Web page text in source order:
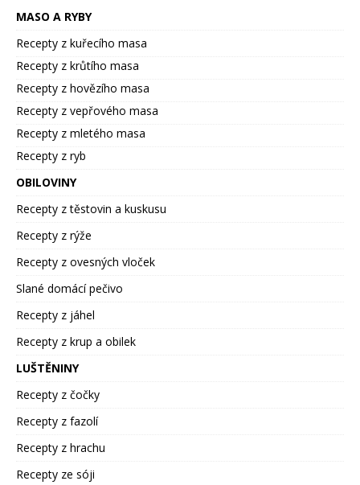
MASO A RYBY
Recepty z kuřecího masa
Recepty z krůtího masa
Recepty z hovězího masa
Recepty z vepřového masa
Recepty z mletého masa
Recepty z ryb
OBILOVINY
Recepty z těstovin a kuskusu
Recepty z rýže
Recepty z ovesných vloček
Slané domácí pečivo
Recepty z jáhel
Recepty z krup a obilek
LUŠTĚNINY
Recepty z čočky
Recepty z fazolí
Recepty z hrachu
Recepty ze sóji